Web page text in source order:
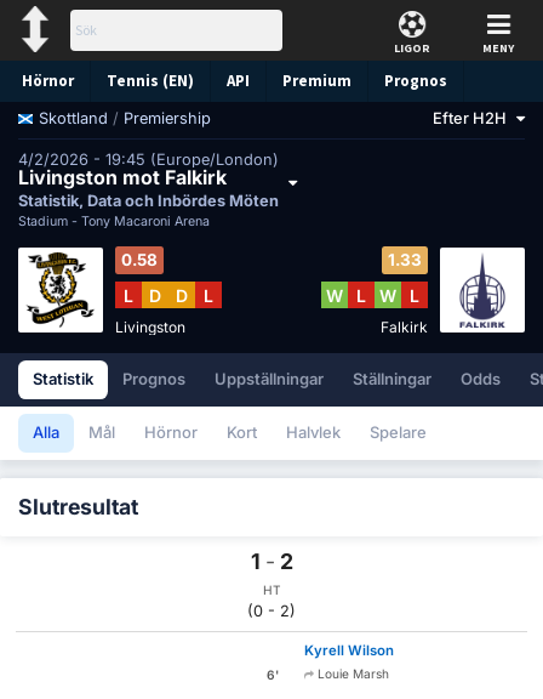
LIGOR MENY
Hörnor Tennis (EN) API Premium Prognos
Skottland / Premiership Efter H2H
4/2/2026 - 19:45 (Europe/London)
Livingston mot Falkirk
Statistik, Data och Inbördes Möten
Stadium - Tony Macaroni Arena
0.58
L D D L
Livingston
1.33
W L W L
Falkirk
Statistik Prognos Uppställningar Ställningar Odds
Alla Mål Hörnor Kort Halvlek Spelare
Slutresultat
1 - 2
HT
(0 - 2)
6'
Kyrell Wilson
Louie Marsh